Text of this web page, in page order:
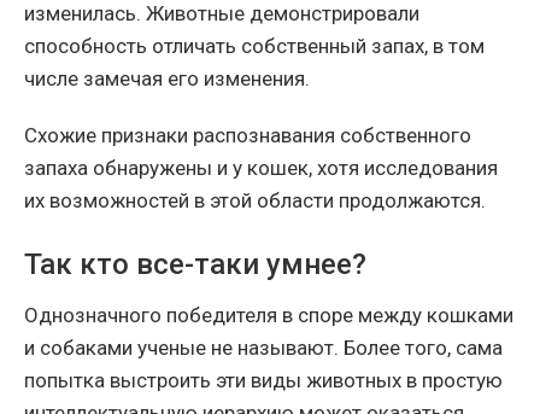
изменилась. Животные демонстрировали
способность отличать собственный запах, в том
числе замечая его изменения.
Схожие признаки распознавания собственного
запаха обнаружены и у кошек, хотя исследования
их возможностей в этой области продолжаются.
Так кто все-таки умнее?
Однозначного победителя в споре между кошками
и собаками ученые не называют. Более того, сама
попытка выстроить эти виды животных в простую